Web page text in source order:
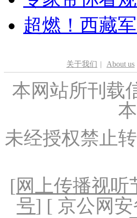
超燃！西藏
关于我们 | About us
本网站所刊载
未经授权禁止
[网上传播视听
号] [ 京公网安